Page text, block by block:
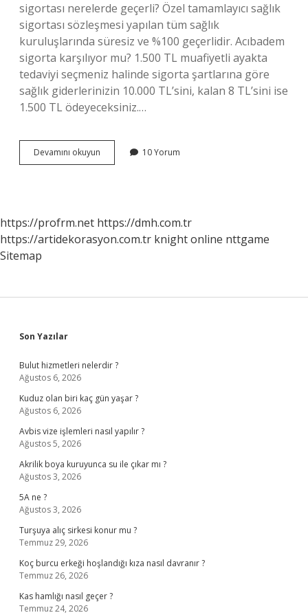
sigortası nerelerde geçerli? Özel tamamlayıcı sağlık
sigortası sözleşmesi yapılan tüm sağlık
kuruluşlarında süresiz ve %100 geçerlidir. Acıbadem
sigorta karşılıyor mu? 1.500 TL muafiyetli ayakta
tedaviyi seçmeniz halinde sigorta şartlarına göre
sağlık giderlerinizin 10.000 TL’sini, kalan 8 TL’sini ise
1.500 TL ödeyeceksiniz.…
Devamını okuyun Acıbademde
Tamamlayıcı
10 Yorum
https://profrm.net https://dmh.com.tr
https://artidekorasyon.com.tr knight online nttgame
Sitemap
Sidebar
Son Yazılar
Bulut hizmetleri nelerdir ?
Ağustos 6, 2026
Kuduz olan biri kaç gün yaşar ?
Ağustos 6, 2026
Avbis vize işlemleri nasıl yapılır ?
Ağustos 5, 2026
Akrilik boya kuruyunca su ile çıkar mı ?
Ağustos 3, 2026
5A ne ?
Ağustos 3, 2026
Turşuya alıç sirkesi konur mu ?
Temmuz 29, 2026
Koç burcu erkeği hoşlandığı kıza nasıl davranır ?
Temmuz 26, 2026
Kas hamlığı nasıl geçer ?
Temmuz 24, 2026